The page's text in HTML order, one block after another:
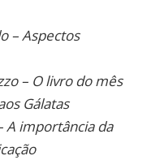
– Aspectos
– O livro do mês
Gálatas
A importância da